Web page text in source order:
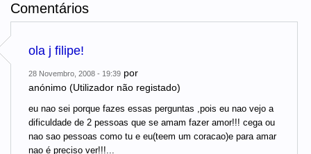
Comentários
ola j filipe!
28 Novembro, 2008 - 19:39 por
anónimo (Utilizador não registado)
eu nao sei porque fazes essas perguntas ,pois eu nao vejo a
dificuldade de 2 pessoas que se amam fazer amor!!! cega ou
nao sao pessoas como tu e eu(teem um coracao)e para amar
nao é preciso ver!!!...